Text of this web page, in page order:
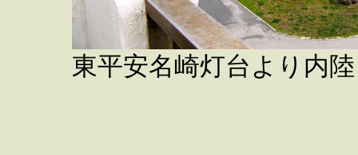
東平安名崎灯台より内